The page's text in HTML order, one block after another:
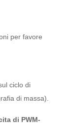
per favore
ciclo di
di massa).
di PWM-